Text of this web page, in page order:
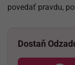
povedať pravdu,
Dostaň